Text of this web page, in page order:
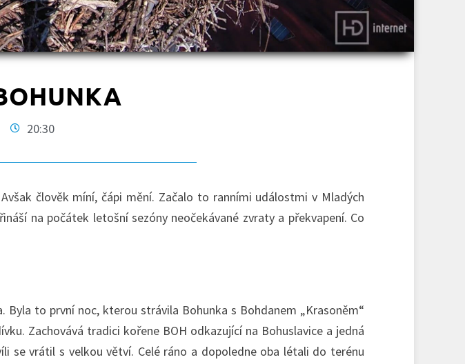
20:30
člověk míní, čápi mění. Začalo to ranními událostmi v Mladých
na počátek letošní sezóny neočekávané zvraty a překvapení. Co
to první noc, kterou strávila Bohunka s Bohdanem „Krasoněm“
Zachovává tradici kořene BOH odkazující na Bohuslavice a jedná
se vrátil s velkou větví. Celé ráno a dopoledne oba létali do terénu